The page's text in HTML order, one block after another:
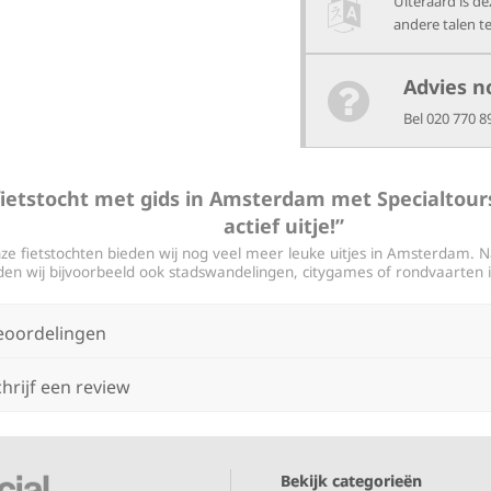
andere talen
Advies
Bel 020 770
met gids in Amsterdam met
actief uitje!”
fietstochten bieden wij nog veel meer leuke uitjes in Amsterdam.
wij bijvoorbeeld ook stadswandelingen, citygames of rondvaarten
een review
Bekijk categorieën